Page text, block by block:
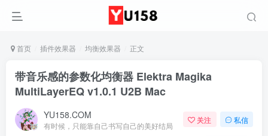
首页 插件效果器 均衡效果器 正文
带音乐感的参数化均衡器 Elektra Magika
MultiLayerEQ v1.0.1 U2B Mac
YU158.COM
有时候，只能靠自己书写自己的美好结局
关注 私信